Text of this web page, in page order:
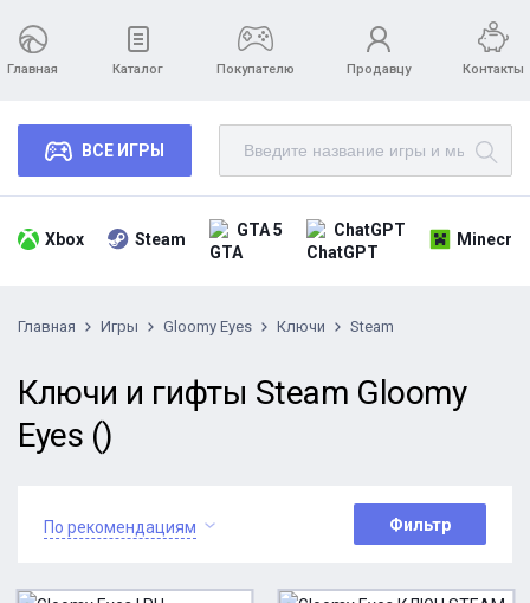
Главная Каталог Покупателю Продавцу Контакты
ВСЕ ИГРЫ
Xbox Steam GTA 5 ChatGPT
Главная Игры Gloomy Eyes Ключи Steam
Ключи и гифты Steam Gloomy
Eyes ()
По рекомендациям Фильтр